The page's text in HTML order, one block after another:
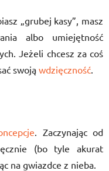
„grubej kasy”, masz
albo umiejętność
Jeżeli chcesz za coś
swoją wdzięczność.
. Zaczynając od
(bo tyle akurat
na gwiazdce z nieba.